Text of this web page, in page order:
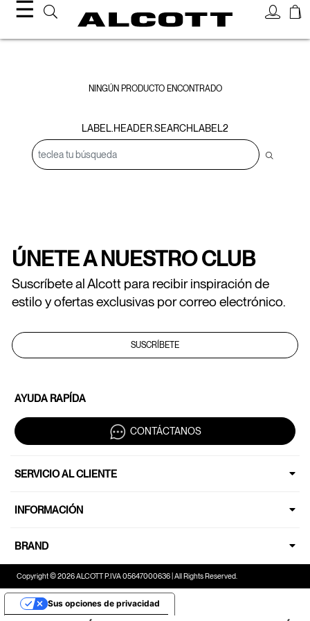
☰
NINGÚN PRODUCTO ENCONTRADO
LABEL.HEADER.SEARCHLABEL2
ÚNETE A NUESTRO CLUB
Suscríbete al Alcott para recibir inspiración de
estilo y ofertas exclusivas por correo electrónico.
SUSCRÍBETE
AYUDA RAPÍDA
CONTÁCTANOS
SERVICIO AL CLIENTE
INFORMACIÓN
BRAND
Copyright © 2026 ALCOTT P.IVA 05647000636 | All Rights Reserved.
Sus opciones de privacidad